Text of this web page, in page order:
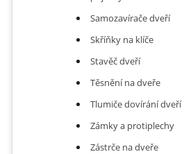
Samozavírače dveří
Skříňky na klíče
Stavěč dveří
Těsnění na dveře
Tlumiče dovírání dveří
Zámky a protiplechy
Zástrče na dveře